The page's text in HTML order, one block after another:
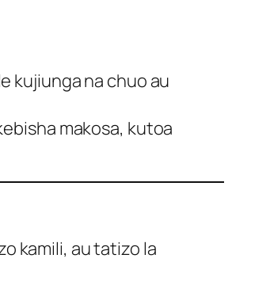
kujiunga na chuo au
makosa, kutoa
kamili, au tatizo la